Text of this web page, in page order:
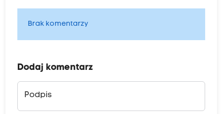
Brak komentarzy
Dodaj komentarz
Podpis